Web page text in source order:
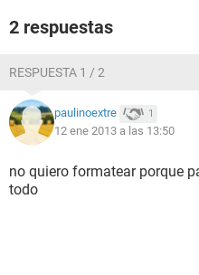
2 respuestas
RESPUESTA 1 / 2
paulinoextre 1
12 ene 2013 a las 13:50
no quiero formatear porque
todo